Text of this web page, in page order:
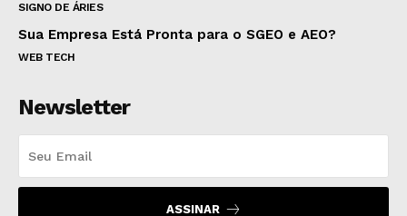
SIGNO DE ÁRIES
Sua Empresa Está Pronta para o SGEO e AEO?
WEB TECH
Newsletter
ASSINAR